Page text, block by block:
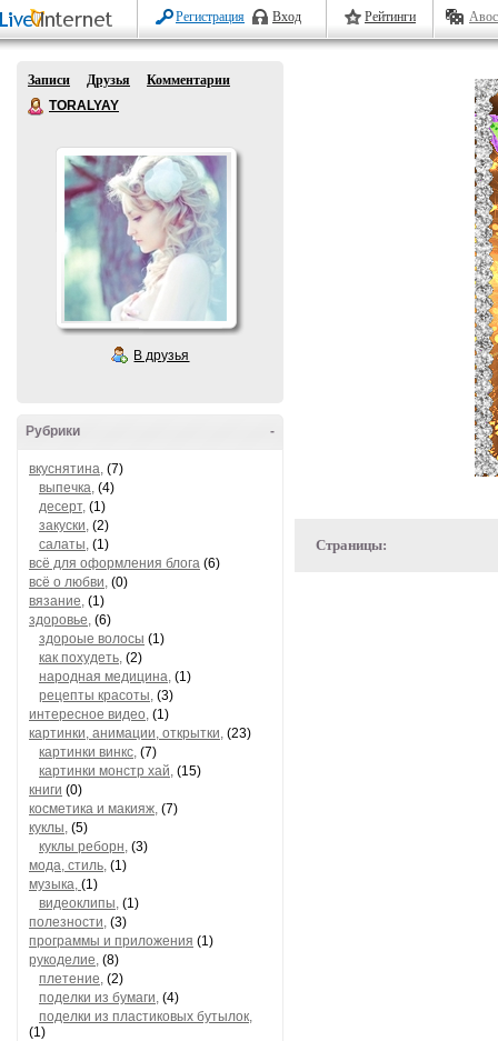
Регистрация Вход Рейтинги
Записи Друзья
Комментарии
TORALYAY
В друзья
-
Рубрики
вкуснятина, (7)
выпечка, (4)
десерт, (1)
закуски, (2)
салаты, (1)
всё для оформления блога (6)
всё о любви, (0)
вязание, (1)
здоровье, (6)
здороые волосы (1)
как похудеть, (2)
народная медицина, (1)
рецепты красоты, (3)
интересное видео, (1)
картинки, анимации, открытки, (23)
картинки винкс, (7)
картинки монстр хай, (15)
книги (0)
косметика и макияж, (7)
куклы, (5)
куклы реборн, (3)
мода, стиль, (1)
музыка, (1)
видеоклипы, (1)
полезности, (3)
программы и приложения (1)
рукоделие, (8)
плетение, (2)
поделки из бумаги, (4)
поделки из пластиковых бутылок,
(1)
Страницы: